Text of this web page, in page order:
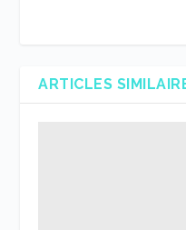
ARTICLES